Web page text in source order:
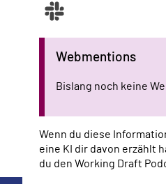
Webmentions
Bislang noch keine
Wenn du diese
eine KI dir davon erzählt
du den Working Draft